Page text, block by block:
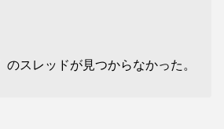
のスレッドが見つからなかった。